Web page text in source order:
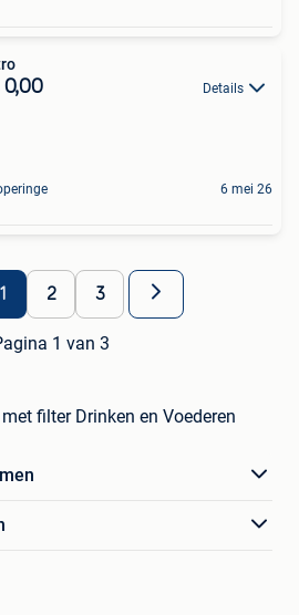
0,00 Details
6 mei 26
1 2 3
1 van 3
filter Drinken en Voederen